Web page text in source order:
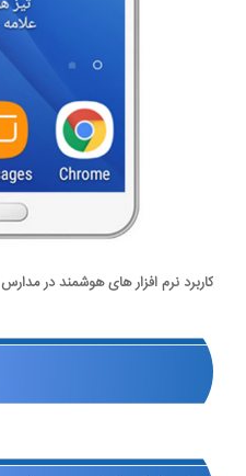
کاربرد نرم افزار های هوشمند در مدارس